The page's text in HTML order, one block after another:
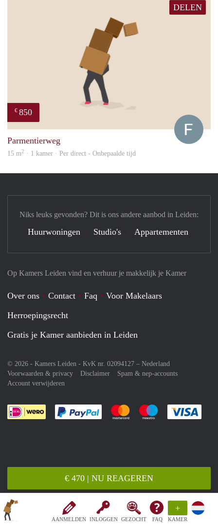
AANMELDEN INLOGGEN GEZOCHT FAQ
+
KAMER
€ 470 | NU REAGEREN
DELEN
€ 850
Parmentierweg
15 m2 · 1 kamer · Per direct - Onbepaalde tijd
Op Kamers Leiden vind en verhuur je makkelijk je Kamer
Over ons Contact Faq
Voor Makelaars
Herroepingsrecht
Gratis je Kamer aanbieden in Leiden
© 2026 - Kamers Leiden - KvK nr. 02094127 – Nederland
Voorwaarden & privacy
Disclaimer
Spam & nep-accounts
Account verwijderen
Je rekent gemakkelijk af met Paypal
Je rekent gemakkelijk af met
Je rekent
Niks leuks gevonden? Dit is ons andere aanbod in Leiden:
Huurwoningen Studio's Appartementen